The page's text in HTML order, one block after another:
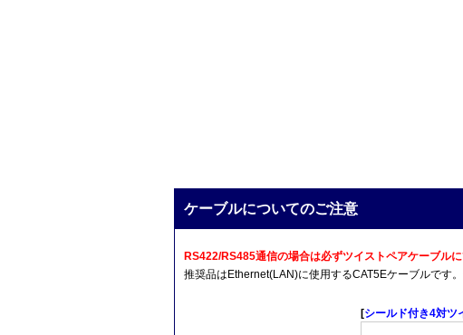
ケーブルについてのご注意
RS422/RS485通信の場合は必ずツイストペアケーブル
推奨品はEthernet(LAN)に使用するCAT5Eケーブルです
[シールド付き4対ツ